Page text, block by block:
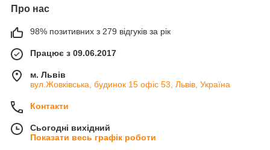
Про нас
98% позитивних з 279 відгуків за рік
Працює з 09.06.2017
м. Львів
вул.Жовківська, будинок 15 офіс 53, Львів, Україна
Контакти
Сьогодні вихідний
Показати весь графік роботи